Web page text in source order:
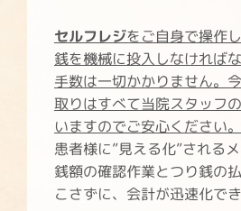
セルフレジをご自身で操作
銭を機械に投入しなければ
手数は一切かかりません。
取りはすべて当院スタッフ
いますのでご安心ください。
患者様に”見える化”される
銭額の確認作業とつり銭の
こさずに、会計が迅速化で